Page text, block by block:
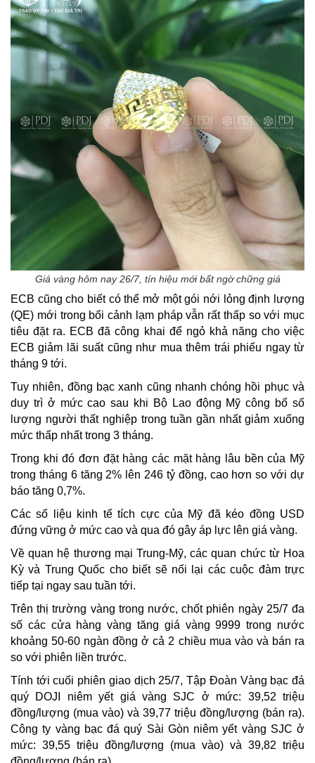
Giá vàng hôm nay 26/7, tín hiệu mới bất ngờ chững giá​
ECB cũng cho biết có thể mở một gói nới lỏng định lượng
(QE) mới trong bối cảnh lạm pháp vẫn rất thấp so với mục
tiêu đặt ra. ECB đã công khai để ngỏ khả năng cho việc
ECB giảm lãi suất cũng như mua thêm trái phiếu ngay từ
tháng 9 tới.
Tuy nhiên, đồng bạc xanh cũng nhanh chóng hồi phục và
duy trì ở mức cao sau khi Bộ Lao động Mỹ công bố số
lượng người thất nghiệp trong tuần gần nhất giảm xuống
mức thấp nhất trong 3 tháng.
Trong khi đó đơn đặt hàng các mặt hàng lâu bền của Mỹ
trong tháng 6 tăng 2% lên 246 tỷ đồng, cao hơn so với dự
báo tăng 0,7%.
Các số liệu kinh tế tích cực của Mỹ đã kéo đồng USD
đứng vững ở mức cao và qua đó gây áp lực lên giá vàng.
Về quan hệ thương mại Trung-Mỹ, các quan chức từ Hoa
Kỳ và Trung Quốc cho biết sẽ nối lại các cuộc đàm trực
tiếp tại ngay sau tuần tới.
Trên thị trường vàng trong nước, chốt phiên ngày 25/7 đa
số các cửa hàng vàng tăng giá vàng 9999 trong nước
khoảng 50-60 ngàn đồng ở cả 2 chiều mua vào và bán ra
so với phiên liền trước.
Tính tới cuối phiên giao dịch 25/7, Tập Đoàn Vàng bạc đá
quý DOJI niêm yết giá vàng SJC ở mức: 39,52 triệu
đồng/lượng (mua vào) và 39,77 triệu đồng/lượng (bán ra).
Công ty vàng bạc đá quý Sài Gòn niêm yết vàng SJC ở
mức: 39,55 triệu đồng/lượng (mua vào) và 39,82 triệu